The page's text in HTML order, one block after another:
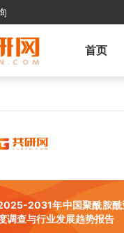
首页
2031年中国聚酰胺酰
调查与行业发展趋势报告